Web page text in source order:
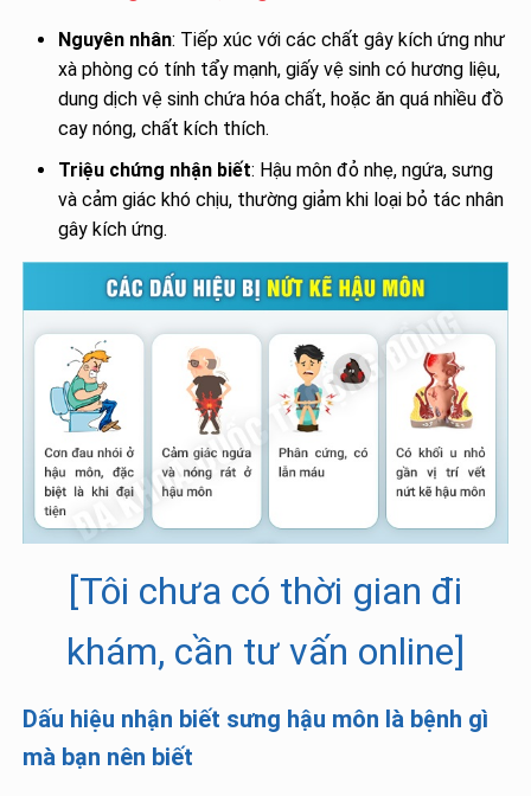
Nguyên nhân: Tiếp xúc với các chất gây kích ứng như
xà phòng có tính tẩy mạnh, giấy vệ sinh có hương liệu,
dung dịch vệ sinh chứa hóa chất, hoặc ăn quá nhiều đồ
cay nóng, chất kích thích.
Triệu chứng nhận biết: Hậu môn đỏ nhẹ, ngứa, sưng
và cảm giác khó chịu, thường giảm khi loại bỏ tác nhân
gây kích ứng.
[Tôi chưa có thời gian đi
khám, cần tư vấn online]
Dấu hiệu nhận biết sưng hậu môn là bệnh gì
mà bạn nên biết